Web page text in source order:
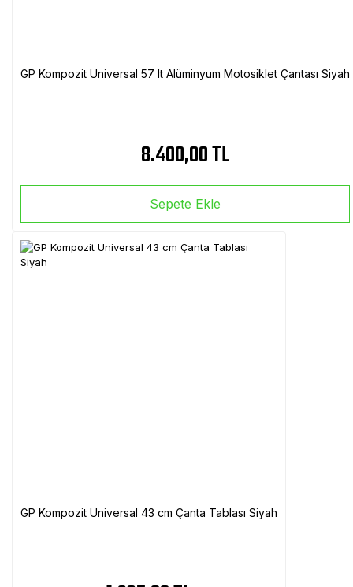
GP Kompozit Universal 57 lt Alüminyum Motosiklet Çantası Siyah
8.400,00 TL
Sepete Ekle
GP Kompozit Universal 43 cm Çanta Tablası Siyah